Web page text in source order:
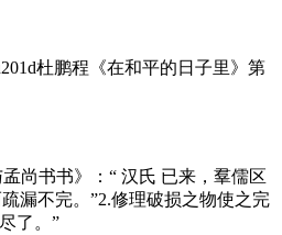
杜鹏程《在和平的日子里》第
尚书书》：“ 汉氏 已来，羣儒区
漏不完。”2.修理破损之物使之完
了。”